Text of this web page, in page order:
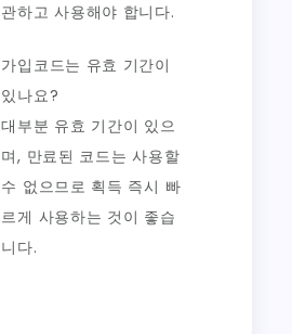
관하고 사용해야 합니다.
가입코드는 유효 기간이
있나요?
대부분 유효 기간이 있으
며, 만료된 코드는 사용할
수 없으므로 획득 즉시 빠
르게 사용하는 것이 좋습
니다.